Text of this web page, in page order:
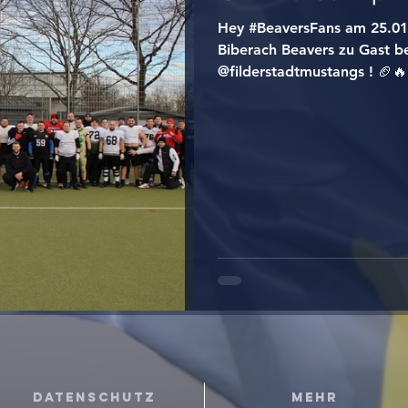
Hey #BeaversFans am
Biberach Beavers zu Gast
@filderstadtmustangs !
Datenschutz Mehr